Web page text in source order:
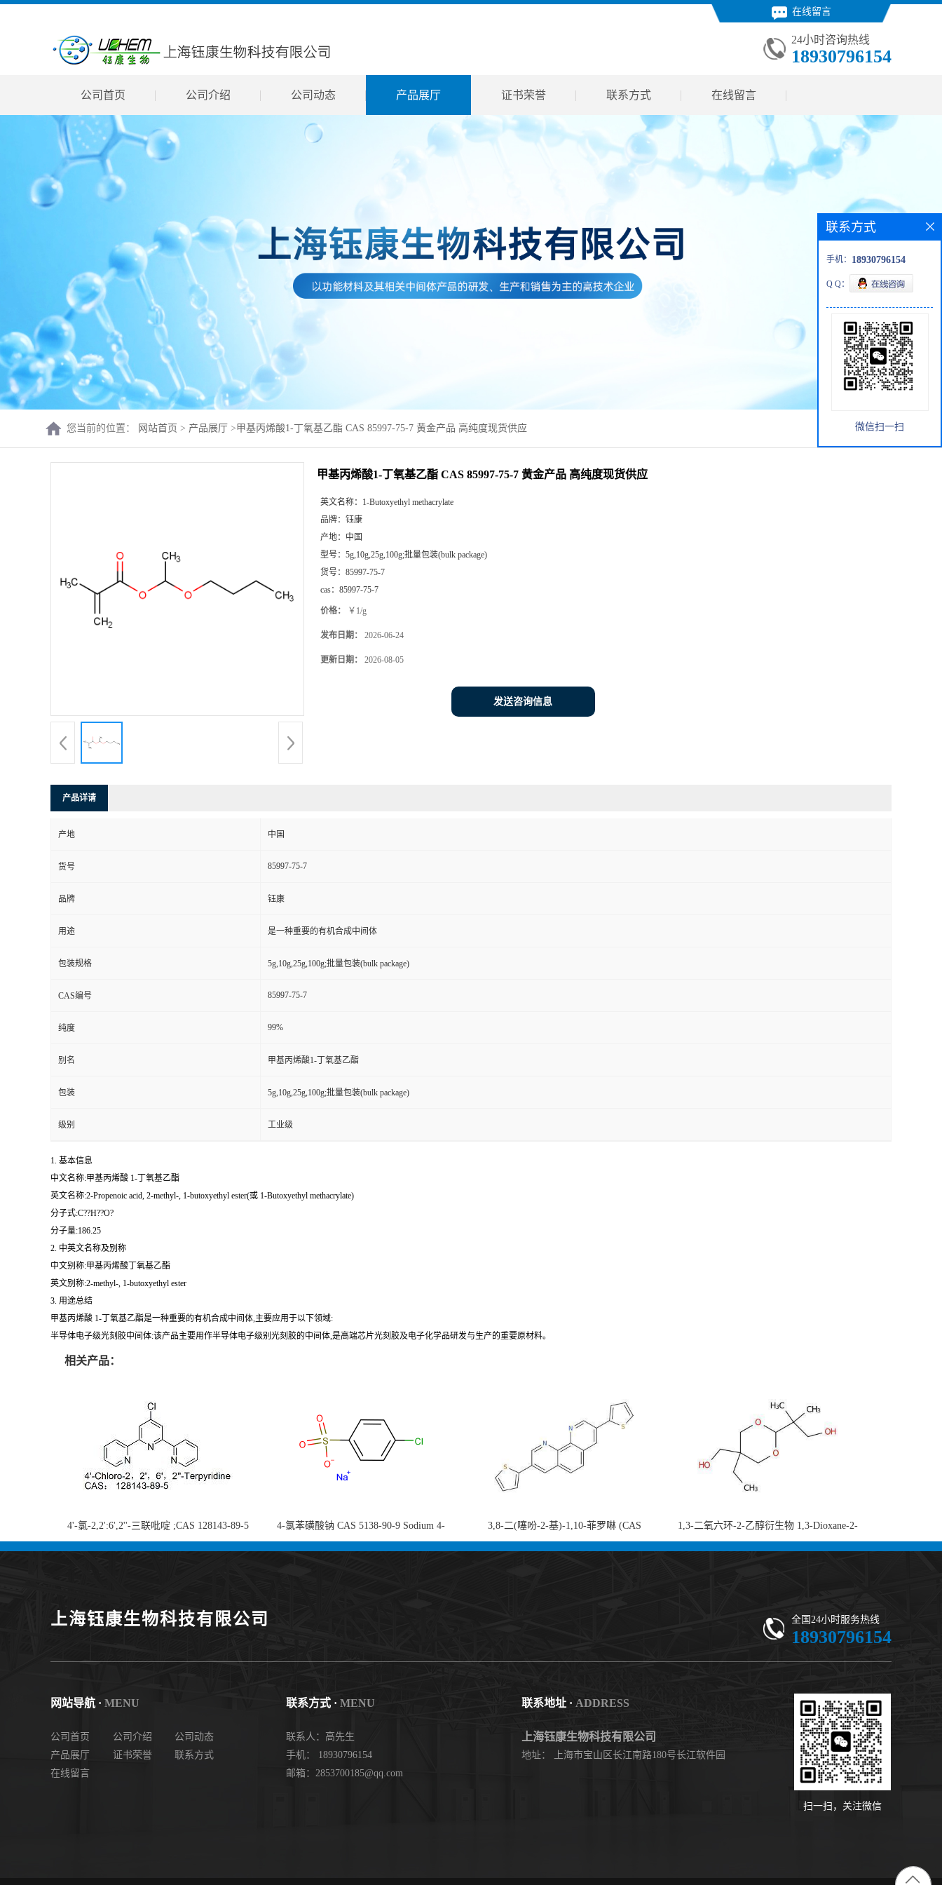
在线留言
24小时咨询热线
18930796154
公司首页 公司介绍 公司动态 产品展厅 证书荣誉 联系方式 在线留言
您当前的位置： 网站首页 > 产品展厅 >甲基丙烯酸1-丁氧基乙酯 CAS 85997-75-7 黄金产品 高纯度现货供应
甲基丙烯酸1-丁氧基乙酯 CAS 85997-75-7 黄金产品 高纯度现货供应
英文名称： 1-Butoxyethyl methacrylate
品牌： 钰康
产地： 中国
型号： 5g,10g,25g,100g;批量包装(bulk package)
货号： 85997-75-7
cas： 85997-75-7
价格： ￥1/g
发布日期： 2026-06-24
更新日期： 2026-08-05
发送咨询信息
产品详请
产地 中国
货号 85997-75-7
品牌 钰康
用途 是一种重要的有机合成中间体
包装规格 5g,10g,25g,100g;批量包装(bulk package)
CAS编号 85997-75-7
纯度 99%
别名 甲基丙烯酸1-丁氧基乙酯
包装 5g,10g,25g,100g;批量包装(bulk package)
级别 工业级
1. 基本信息
中文名称:甲基丙烯酸 1-丁氧基乙酯
英文名称:2-Propenoic acid, 2-methyl-, 1-butoxyethyl ester(或 1-Butoxyethyl methacrylate)
分子式:C??H??O?
分子量:186.25
2. 中英文名称及别称
中文别称:甲基丙烯酸丁氧基乙酯
英文别称:2-methyl-, 1-butoxyethyl ester
3. 用途总结
甲基丙烯酸 1-丁氧基乙酯是一种重要的有机合成中间体,主要应用于以下领域:
半导体电子级光刻胶中间体:该产品主要用作半导体电子级别光刻胶的中间体,是高端芯片光刻胶及电子化学品研发与生产的重要原材料。
相关产品：
4'-氯-2,2':6',2''-三联吡啶 ;CAS 128143-89-5
;4'-Chloro-2,2':6',2''-terpyridine;4-
4-氯苯磺酸钠 CAS 5138-90-9 Sodium 4-
chlorobenzenesulfonate 黄金产品 高纯度现货
3,8-二(噻吩-2-基)-1,10-菲罗啉 (CAS
753491-32-6)1,10-Phenanthroline, 3,8-di-2-
1,3-二氧六环-2-乙醇衍生物 1,3-Dioxane-2-
ethanol, 5-ethyl-5-(hydroxymethyl)-β,β-
联系方式
手机： 18930796154
Q Q：
微信扫一扫
上海钰康生物科技有限公司 全国24小时服务热线
18930796154
网站导航 · MENU
公司首页 公司介绍
公司动态
产品展厅
证书荣誉
联系方式
在线留言
联系方式 · MENU
联系人：高先生
手机： 18930796154
邮箱：2853700185@qq.com
联系地址 · ADDRESS
上海钰康生物科技有限公司
地址： 上海市宝山区长江南路180号长江软件园
扫一扫，关注微信